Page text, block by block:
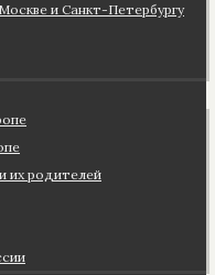
и Санкт-Петербургу
их родителей